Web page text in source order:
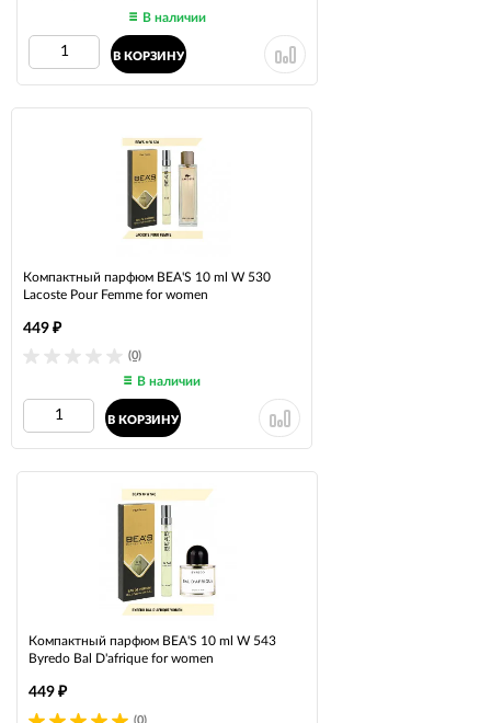
В наличии
В КОРЗИНУ
Компактный парфюм BEA'S 10 ml W 530
Lacoste Pour Femme for women
(0)
449 ₽
В наличии
В КОРЗИНУ
Компактный парфюм BEA'S 10 ml W 543
Byredo Bal D'afrique for women
(0)
449 ₽